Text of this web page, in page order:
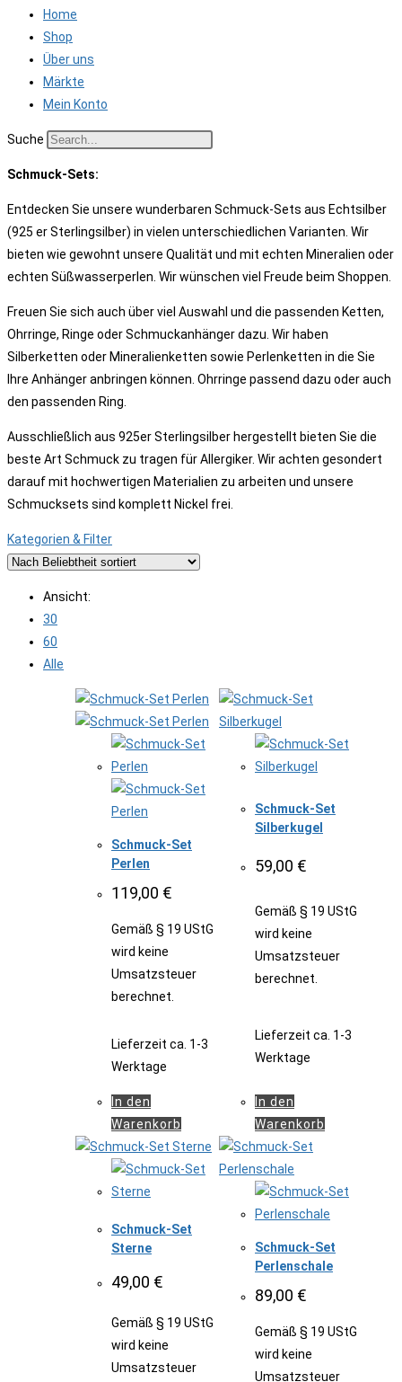
Home
Shop
Über uns
Märkte
Mein Konto
Suche
Schmuck-Sets:
Entdecken Sie unsere wunderbaren Schmuck-Sets aus Echtsilber
(925 er Sterlingsilber) in vielen unterschiedlichen Varianten. Wir
bieten wie gewohnt unsere Qualität und mit echten Mineralien oder
echten Süßwasserperlen. Wir wünschen viel Freude beim Shoppen.
Freuen Sie sich auch über viel Auswahl und die passenden Ketten,
Ohrringe, Ringe oder Schmuckanhänger dazu. Wir haben
Silberketten oder Mineralienketten sowie Perlenketten in die Sie
Ihre Anhänger anbringen können. Ohrringe passend dazu oder auch
den passenden Ring.
Ausschließlich aus 925er Sterlingsilber hergestellt bieten Sie die
beste Art Schmuck zu tragen für Allergiker. Wir achten gesondert
darauf mit hochwertigen Materialien zu arbeiten und unsere
Schmucksets sind komplett Nickel frei.
Kategorien & Filter
Ansicht:
30
60
Alle
Schmuck-Set
Perlen
119,00 €
Gemäß § 19 UStG
wird keine
Umsatzsteuer
berechnet.
Lieferzeit ca. 1-3
Werktage
In den
Warenkorb
Schmuck-Set
Silberkugel
59,00 €
Gemäß § 19 UStG
wird keine
Umsatzsteuer
berechnet.
Lieferzeit ca. 1-3
Werktage
In den
Warenkorb
Schmuck-Set
Sterne
49,00 €
Gemäß § 19 UStG
wird keine
Umsatzsteuer
Schmuck-Set
Perlenschale
89,00 €
Gemäß § 19 UStG
wird keine
Umsatzsteuer